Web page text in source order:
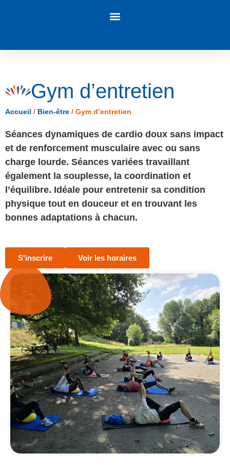
Gym d’entretien
Accueil / Bien-être / Gym d’entretien
Séances dynamiques de cardio doux sans impact
et de renforcement musculaire avec ou sans
charge lourde. Séances variées travaillant
également la souplesse, la coordination et
l’équilibre. Idéale pour entretenir sa condition
physique tout en douceur et en trouvant les
bonnes adaptations à chacun.
S'inscrire Voir les horaires